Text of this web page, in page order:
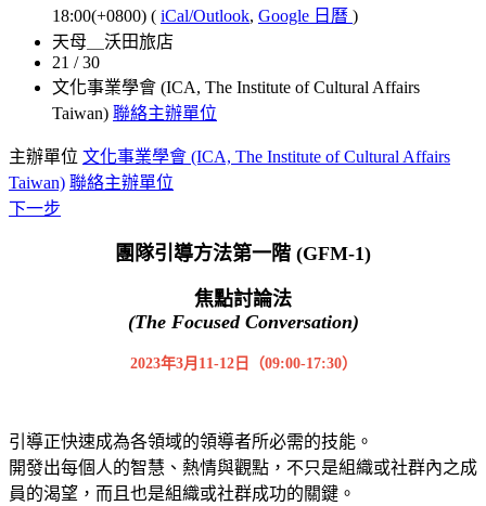
18:00(+0800) ( iCal/Outlook, Google 日曆 )
天母＿沃田旅店
21 / 30
文化事業學會 (ICA, The Institute of Cultural Affairs
Taiwan) 聯絡主辦單位
主辦單位 文化事業學會 (ICA, The Institute of Cultural Affairs
Taiwan) 聯絡主辦單位
下一步
團隊引導方法第一階 (GFM-1)
焦點討論法
(The Focused Conversation)
2023年3月11-12日（09:00-17:30）
引導正快速成為各領域的領導者所必需的技能。
開發出每個人的智慧、熱情與觀點，不只是組織或社群內之成
員的渴望，而且也是組織或社群成功的關鍵。